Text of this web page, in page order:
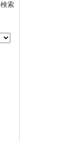
索